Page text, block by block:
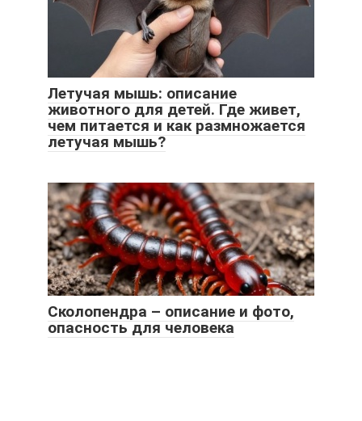
Летучая мышь: описание
животного для детей. Где живет,
чем питается и как размножается
летучая мышь?
Сколопендра – описание и фото,
опасность для человека